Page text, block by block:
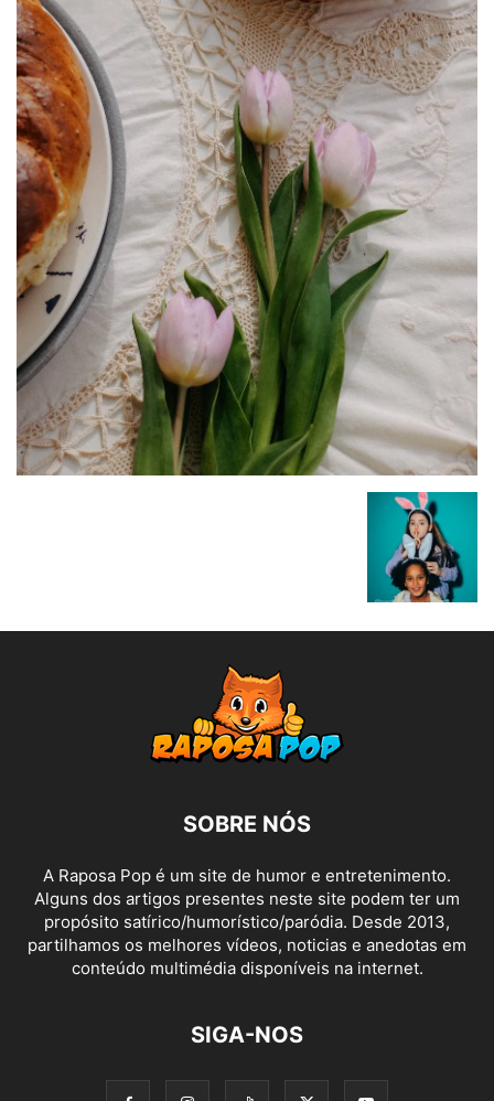
SOBRE NÓS
A Raposa Pop é um site de humor e entretenimento.
Alguns dos artigos presentes neste site podem ter um
propósito satírico/humorístico/paródia. Desde 2013,
partilhamos os melhores vídeos, noticias e anedotas em
conteúdo multimédia disponíveis na internet.
SIGA-NOS